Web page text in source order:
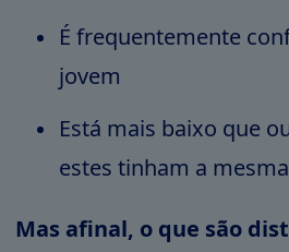
É frequentemente
jovem
Está mais baixo que
estes tinham a
Mas afinal, o que são